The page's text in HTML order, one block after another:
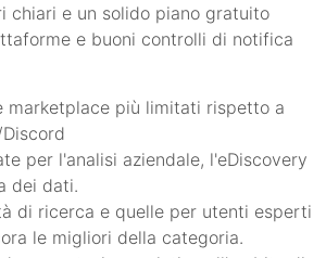
chiari e un solido piano gratuito
e buoni controlli di notifica
marketplace più limitati rispetto a
per l'analisi aziendale, l'eDiscovery
dei dati.
di ricerca e quelle per utenti esperti
le migliori della categoria.